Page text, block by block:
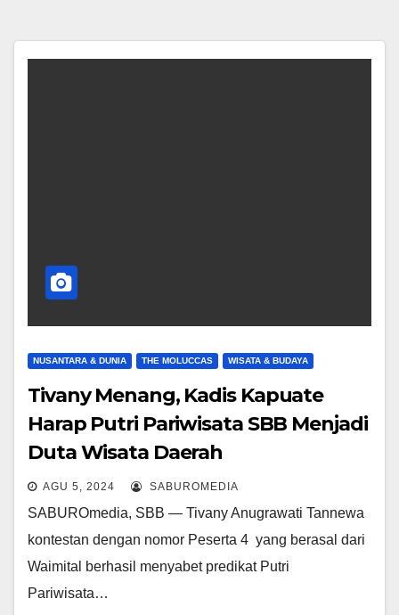
NUSANTARA & DUNIA THE MOLUCCAS WISATA & BUDAYA
Tivany Menang, Kadis Kapuate
Harap Putri Pariwisata SBB Menjadi
Duta Wisata Daerah
AGU 5, 2024 SABUROMEDIA
SABUROmedia, SBB — Tivany Anugrawati Tannewa
kontestan dengan nomor Peserta 4 yang berasal dari
Waimital berhasil menyabet predikat Putri
Pariwisata…